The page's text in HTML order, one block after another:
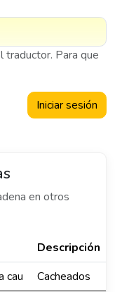
traductor. Para que
Iniciar sesión
en otros
Descripción
cau
Cacheados